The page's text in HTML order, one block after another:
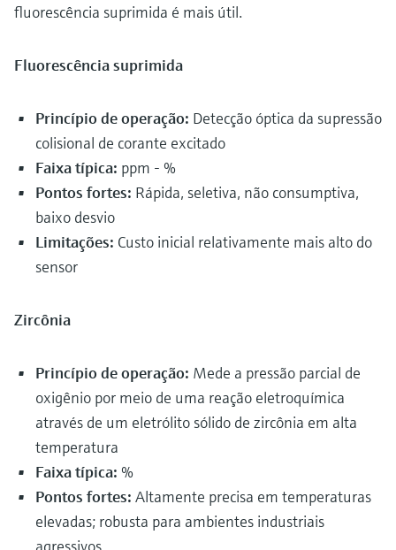
fluorescência suprimida é mais útil.
Fluorescência suprimida
Princípio de operação: Detecção óptica da supressão
colisional de corante excitado
Faixa típica: ppm - %
Pontos fortes: Rápida, seletiva, não consumptiva,
baixo desvio
Limitações: Custo inicial relativamente mais alto do
sensor
Zircônia
Princípio de operação: Mede a pressão parcial de
oxigênio por meio de uma reação eletroquímica
através de um eletrólito sólido de zircônia em alta
temperatura
Faixa típica: %
Pontos fortes: Altamente precisa em temperaturas
elevadas; robusta para ambientes industriais
agressivos